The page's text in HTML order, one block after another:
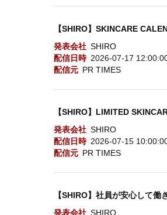
【SHIRO】SKINCARE
発表会社 SHIRO
配信日時 2026-07-17
配信元 PR TIMES
【SHIRO】LIMITED
発表会社 SHIRO
配信日時 2026-07-15
配信元 PR TIMES
【SHIRO】社員が安心して
発表会社 SHIRO